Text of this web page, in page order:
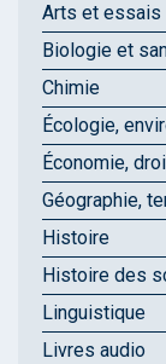
Arts et essais
Biologie et
Chimie
Écologie,
Économie,
Géographie,
Histoire
Histoire des
Linguistique
Livres audio